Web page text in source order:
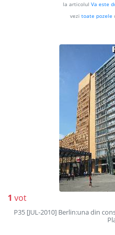
la articolul Va este
vezi toate pozele
1 vot
P35 [JUL-2010] Berlin:una din